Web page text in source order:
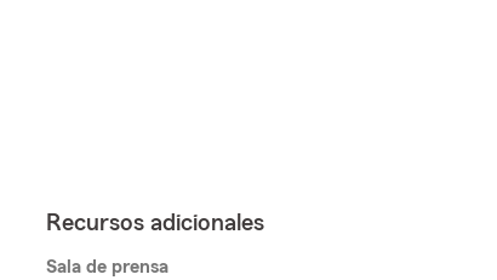
Recursos adicionales
Sala de prensa